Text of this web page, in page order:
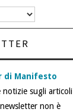
di Manifesto
notizie sugli articoli
non è